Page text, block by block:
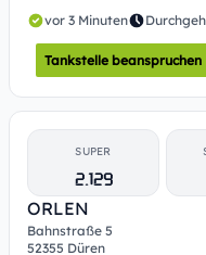
vor 3 Minuten
Tankstelle beanspruchen
SUPER
2.129
ORLEN
Bahnstraße 5
52355 Düren